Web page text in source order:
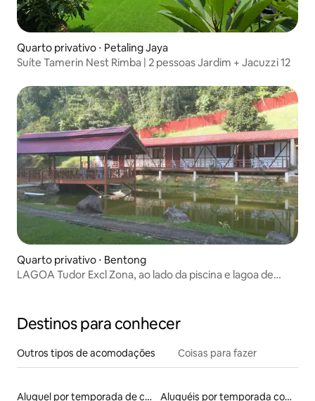
Quarto privativo ⋅ Petaling Jaya
Suíte Tamerin Nest Rimba | 2 pessoas Jardim + Jacuzzi 12
Quarto privativo ⋅ Bentong
LAGOA Tudor Excl Zona, ao lado da piscina e lagoa de
Destinos para conhecer
Outros tipos de acomodações Coisas para fazer
Aluguel por temporada de contêineres
Aluguéis por temporada com cama de altura acessível